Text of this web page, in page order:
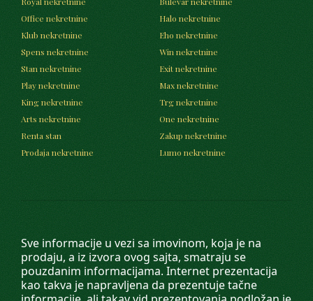
Sve informacije u vezi sa imovinom, koja je na
prodaju, a iz izvora ovog sajta, smatraju se
pouzdanim informacijama. Internet prezentacija
kao takva je napravljena da prezentuje tačne
Office nekretnine
Halo nekretnine
Klub nekretnine
Eho nekretnine
Spens nekretnine
Win nekretnine
Stan nekretnine
Exit nekretnine
Play nekretnine
Max nekretnine
King nekretnine
Trg nekretnine
Arts nekretnine
One nekretnine
Renta stan
Zakup nekretnine
Prodaja nekretnine
Lumo nekretnine